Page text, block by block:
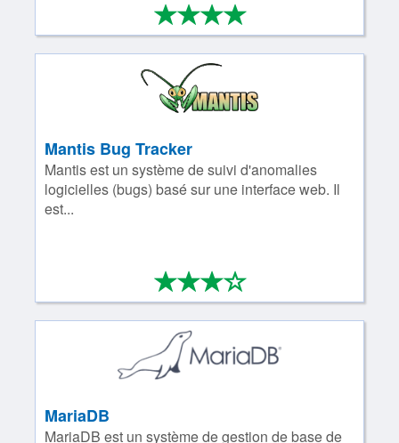
****
4/4
Mantis Bug Tracker
Mantis est un système de suivi d'anomalies
logicielles (bugs) basé sur une interface web. Il
est...
****
3/4
MariaDB
MariaDB est un système de gestion de base de